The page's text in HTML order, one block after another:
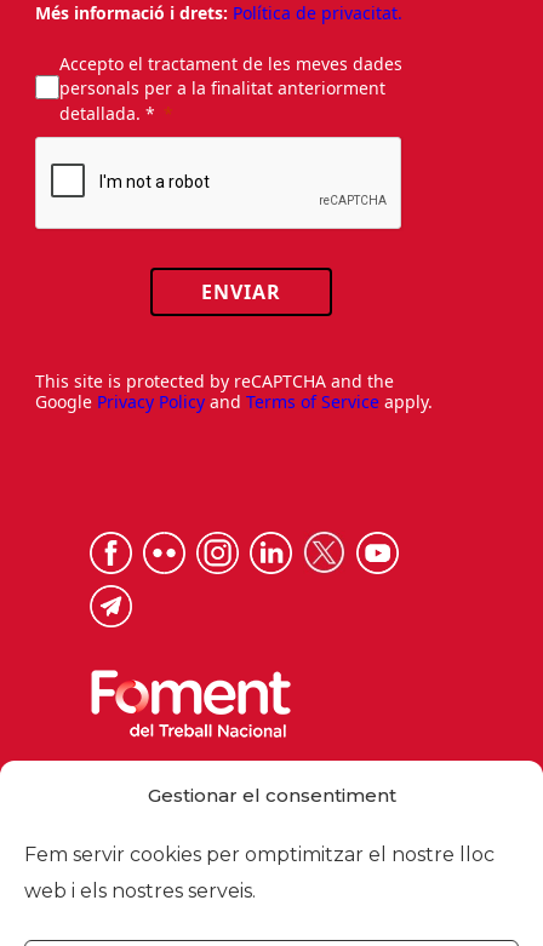
Gestionar el consentiment
Fem servir cookies per omptimitzar el nostre lloc
web i els nostres serveis.
Més informació i drets: Política de privacitat.
Accepto el tractament de les meves dades
personals per a la finalitat anteriorment
detallada. *
ENVIAR
This site is protected by reCAPTCHA and the
Google Privacy Policy and Terms of Service apply.
foment@foment.com